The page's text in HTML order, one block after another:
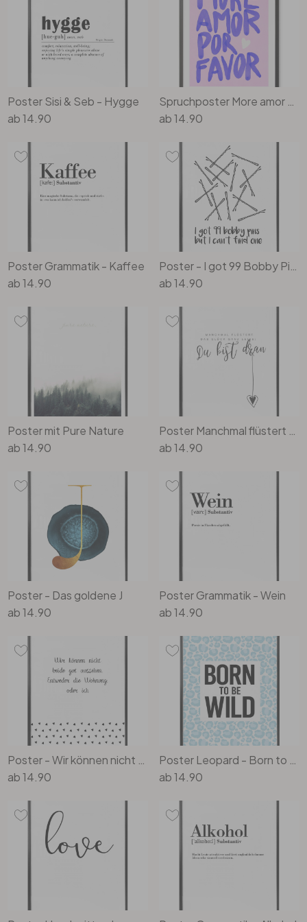
Büro
Eingangsbereich
Poster Sisi & Seb - Hygge
ab14.90
ab14.90
Poster Grammatik - Kaffee
ab14.90
ab14.90
Poster mit Pure Nature
ab14.90
ab14.90
Poster - Das goldene J
ab14.90
Poster Grammatik - Wein
ab14.90
ab14.90
ab14.90